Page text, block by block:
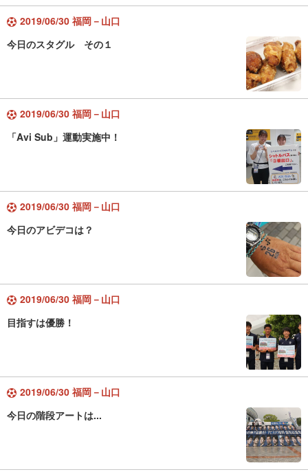
2019/06/30 福岡－山口
今日のスタグル その１
2019/06/30 福岡－山口
「Avi Sub」運動実施中！
2019/06/30 福岡－山口
今日のアビデコは？
2019/06/30 福岡－山口
目指すは優勝！
2019/06/30 福岡－山口
今日の階段アートは...